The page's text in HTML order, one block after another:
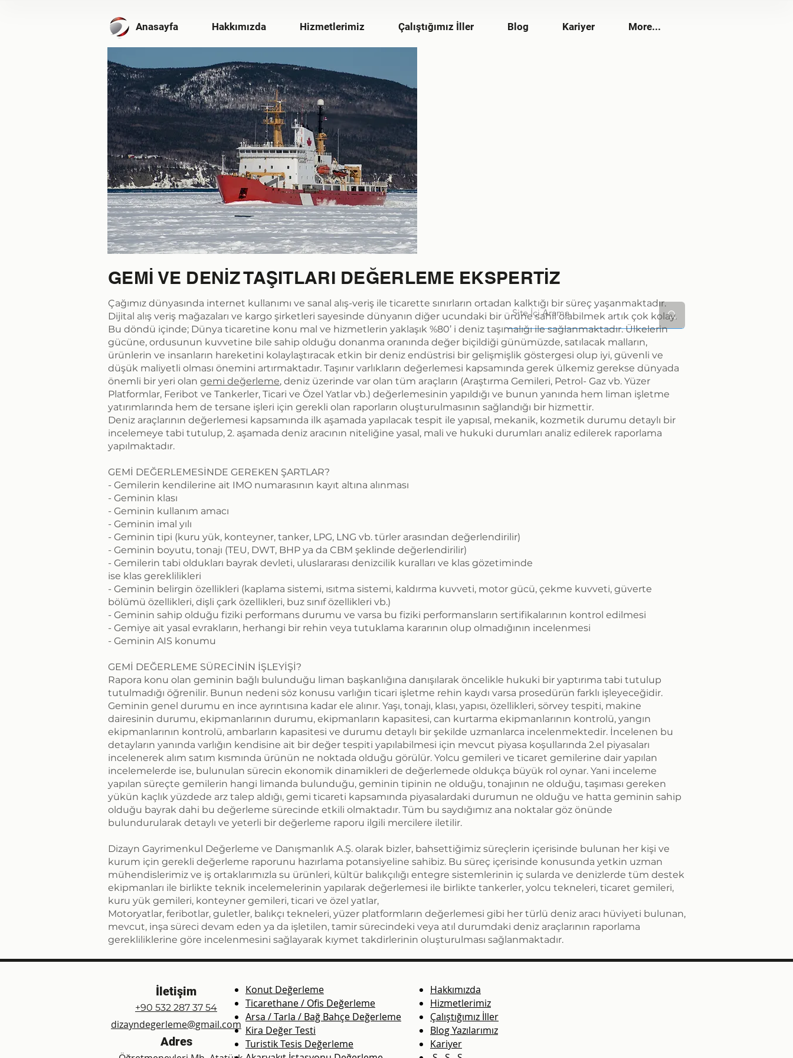
Anasayfa Hakkımızda Hizmetlerimiz Çalıştığımız İller Blog Kariyer More...
GEMİ VE DENİZ TAŞITLARI DEĞERLEME EKSPERTİZ
Çağımız dünyasında internet kullanımı ve sanal alış-veriş ile ticarette sınırların ortadan kalktığı bir süreç yaşanmaktadır.
Dijital alış veriş mağazaları ve kargo şirketleri sayesinde dünyanın diğer ucundaki bir ürüne sahil olabilmek artık çok kolay.
Bu döndü içinde; Dünya ticaretine konu mal ve hizmetlerin yaklaşık %80’ i deniz taşımalığı ile sağlanmaktadır. Ülkelerin
gücüne, ordusunun kuvvetine bile sahip olduğu donanma oranında değer biçildiği günümüzde, satılacak malların,
ürünlerin ve insanların hareketini kolaylaştıracak etkin bir deniz endüstrisi bir gelişmişlik göstergesi olup iyi, güvenli ve
düşük maliyetli olması önemini artırmaktadır. Taşınır varlıkların değerlemesi kapsamında gerek ülkemiz gerekse dünyada
önemli bir yeri olan gemi değerleme, deniz üzerinde var olan tüm araçların (Araştırma Gemileri, Petrol- Gaz vb. Yüzer
Platformlar, Feribot ve Tankerler, Ticari ve Özel Yatlar vb.) değerlemesinin yapıldığı ve bunun yanında hem liman işletme
yatırımlarında hem de tersane işleri için gerekli olan raporların oluşturulmasının sağlandığı bir hizmettir.
Deniz araçlarının değerlemesi kapsamında ilk aşamada yapılacak tespit ile yapısal, mekanik, kozmetik durumu detaylı bir
incelemeye tabi tutulup, 2. aşamada deniz aracının niteliğine yasal, mali ve hukuki durumları analiz edilerek raporlama
yapılmaktadır.
GEMİ DEĞERLEMESİNDE GEREKEN ŞARTLAR?
- Gemilerin kendilerine ait IMO numarasının kayıt altına alınması
- Geminin klası
- Geminin kullanım amacı
- Geminin imal yılı
- Geminin tipi (kuru yük, konteyner, tanker, LPG, LNG vb. türler arasından değerlendirilir)
- Geminin boyutu, tonajı (TEU, DWT, BHP ya da CBM şeklinde değerlendirilir)
- Gemilerin tabi oldukları bayrak devleti, uluslararası denizcilik kuralları ve klas gözetiminde
ise klas gereklilikleri
- Geminin belirgin özellikleri (kaplama sistemi, ısıtma sistemi, kaldırma kuvveti, motor gücü, çekme kuvveti, güverte
bölümü özellikleri, dişli çark özellikleri, buz sınıf özellikleri vb.)
- Geminin sahip olduğu fiziki performans durumu ve varsa bu fiziki performansların sertifikalarının kontrol edilmesi
- Gemiye ait yasal evrakların, herhangi bir rehin veya tutuklama kararının olup olmadığının incelenmesi
- Geminin AIS konumu
​GEMİ DEĞERLEME SÜRECİNİN İŞLEYİŞİ?
Rapora konu olan geminin bağlı bulunduğu liman başkanlığına danışılarak öncelikle hukuki bir yaptırıma tabi tutulup
tutulmadığı öğrenilir. Bunun nedeni söz konusu varlığın ticari işletme rehin kaydı varsa prosedürün farklı işleyeceğidir.
Geminin genel durumu en ince ayrıntısına kadar ele alınır. Yaşı, tonajı, klası, yapısı, özellikleri, sörvey tespiti, makine
dairesinin durumu, ekipmanlarının durumu, ekipmanların kapasitesi, can kurtarma ekipmanlarının kontrolü, yangın
ekipmanlarının kontrolü, ambarların kapasitesi ve durumu detaylı bir şekilde uzmanlarca incelenmektedir. İncelenen bu
detayların yanında varlığın kendisine ait bir değer tespiti yapılabilmesi için mevcut piyasa koşullarında 2.el piyasaları
incelenerek alım satım kısmında ürünün ne noktada olduğu görülür. Yolcu gemileri ve ticaret gemilerine dair yapılan
incelemelerde ise, bulunulan sürecin ekonomik dinamikleri de değerlemede oldukça büyük rol oynar. Yani inceleme
yapılan süreçte gemilerin hangi limanda bulunduğu, geminin tipinin ne olduğu, tonajının ne olduğu, taşıması gereken
yükün kaçlık yüzdede arz talep aldığı, gemi ticareti kapsamında piyasalardaki durumun ne olduğu ve hatta geminin sahip
olduğu bayrak dahi bu değerleme sürecinde etkili olmaktadır. Tüm bu saydığımız ana noktalar göz önünde
bulundurularak detaylı ve yeterli bir değerleme raporu ilgili mercilere iletilir.
Dizayn Gayrimenkul Değerleme ve Danışmanlık A.Ş. olarak bizler, bahsettiğimiz süreçlerin içerisinde bulunan her kişi ve
kurum için gerekli değerleme raporunu hazırlama potansiyeline sahibiz. Bu süreç içerisinde konusunda yetkin uzman
mühendislerimiz ve iş ortaklarımızla su ürünleri, kültür balıkçılığı entegre sistemlerinin iç sularda ve denizlerde tüm destek
ekipmanları ile birlikte teknik incelemelerinin yapılarak değerlemesi ile birlikte tankerler, yolcu tekneleri, ticaret gemileri,
kuru yük gemileri, konteyner gemileri, ticari ve özel yatlar,
Motoryatlar, feribotlar, guletler, balıkçı tekneleri, yüzer platformların değerlemesi gibi her türlü deniz aracı hüviyeti bulunan,
mevcut, inşa süreci devam eden ya da işletilen, tamir sürecindeki veya atıl durumdaki deniz araçlarının raporlama
gerekliliklerine göre incelenmesini sağlayarak kıymet takdirlerinin oluşturulması sağlanmaktadır.
Konut Değerleme
Ticarethane / Ofis Değerleme
Arsa / Tarla / Bağ Bahçe Değerleme
Kira Değer Testi
Turistik Tesis Değerleme
Hakkımızda
Hizmetlerimiz
Çalıştığımız İller
Blog Yazılarımız
Kariyer
İletişim
+90 532 287 37 54
dizayndegerleme@gmail.com
Adres